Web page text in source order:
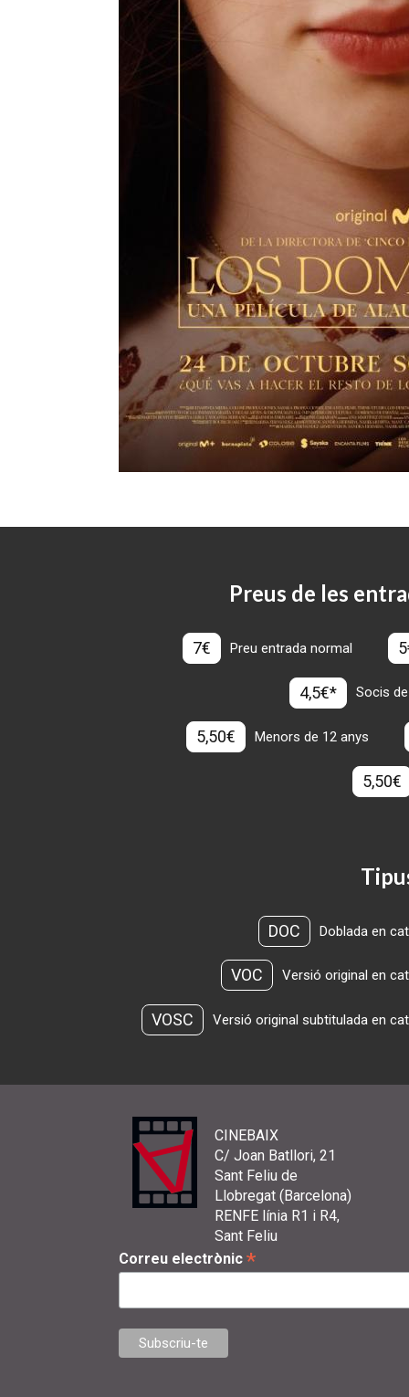
Preus de les
7€ Preu entrada normal
4,5€* Socis
5,50€ Menors de 12 anys
5,50€
DOC Doblada en
VOC Versió original en
VOSC Versió original subtitulada en
CINEBAIX
C/ Joan Batllori, 21
Sant Feliu de
Llobregat (Barcelona)
RENFE línia R1 i R4,
Sant Feliu
Correu electrònic *